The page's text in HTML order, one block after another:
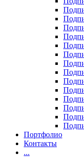
Портфолио
Контакты
...